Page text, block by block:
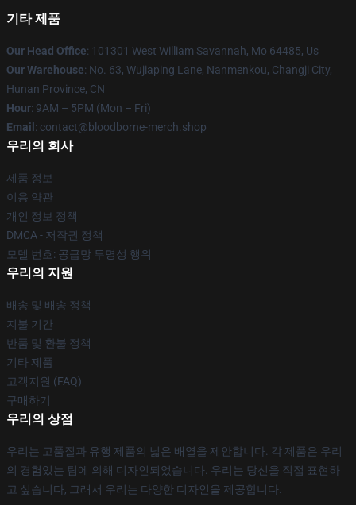
기타 제품
Our Head Office: 101301 West William Savannah, Mo 64485, Us
Our Warehouse: No. 63, Wujiaping Lane, Nanmenkou, Changji City,
Hunan Province, CN
Hour: 9AM – 5PM (Mon – Fri)
Email : contact@bloodborne-merch.shop
우리의 회사
제품 정보
이용 약관
개인 정보 정책
DMCA - 저작권 정책
모델 번호: 공급망 투명성 행위
우리의 지원
배송 및 배송 정책
지불 기간
반품 및 환불 정책
기타 제품
고객지원 (FAQ)
구매하기
우리의 상점
우리는 고품질과 유행 제품의 넓은 배열을 제안합니다. 각 제품은 우리
의 경험있는 팀에 의해 디자인되었습니다. 우리는 당신을 직접 표현하
고 싶습니다, 그래서 우리는 다양한 디자인을 제공합니다.